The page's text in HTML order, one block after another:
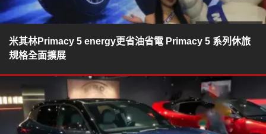
米其林Primacy 5 energy更省油省電 Primacy 5 系列休旅
規格全面擴展